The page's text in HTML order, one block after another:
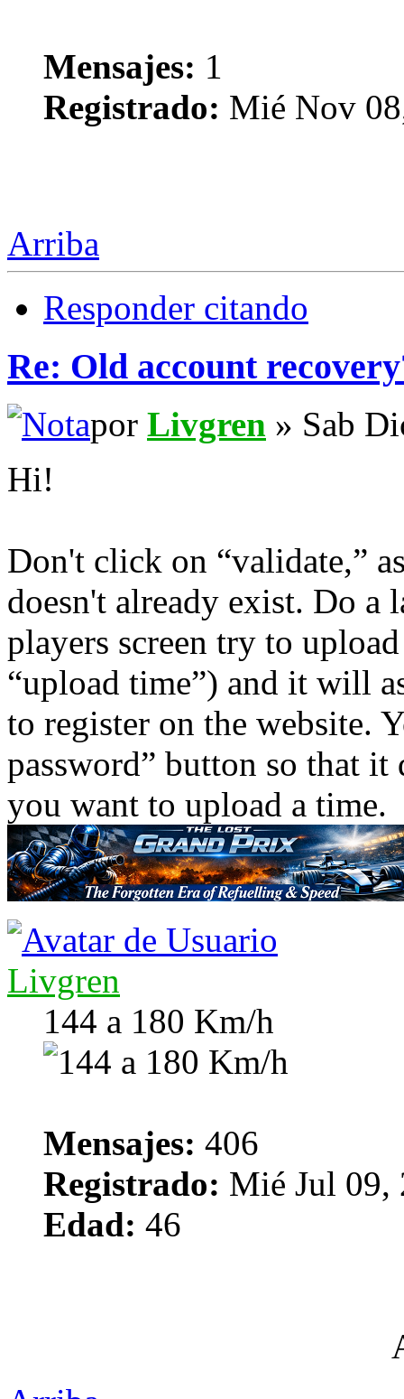
Mensajes: 1
Registrado: Mié Nov
Arriba
Responder citando
Re: Old account
por Livgren » Sab
Hi!
Don't click on “validate,”
doesn't already exist. Do a
players screen try to
“upload time”) and it will
to register on the website.
password” button so that
you want to upload a time.
Livgren
144 a 180 Km/h
Mensajes: 406
Registrado: Mié Jul 09,
Edad: 46